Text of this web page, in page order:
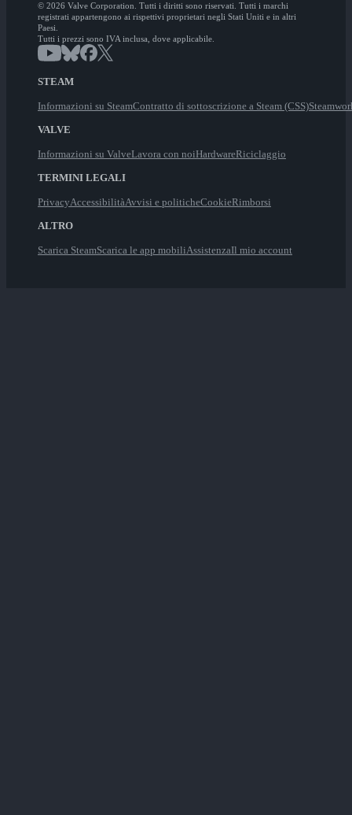
© 2026 Valve Corporation. Tutti i diritti sono riservati. Tutti i marchi
registrati appartengono ai rispettivi proprietari negli Stati Uniti e in altri
Paesi.
Tutti i prezzi sono IVA inclusa, dove applicabile.
STEAM
Informazioni su SteamContratto di sottoscrizione a Steam (CSS)
VALVE
Informazioni su ValveLavora con noiHardwareRiciclaggio
TERMINI LEGALI
PrivacyAccessibilitàAvvisi e politicheCookieRimborsi
ALTRO
Scarica SteamScarica le app mobiliAssistenzaIl mio account